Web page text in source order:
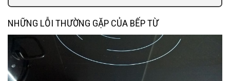
NHỮNG LỖI THƯỜNG GẶP CỦA BẾP TỪ